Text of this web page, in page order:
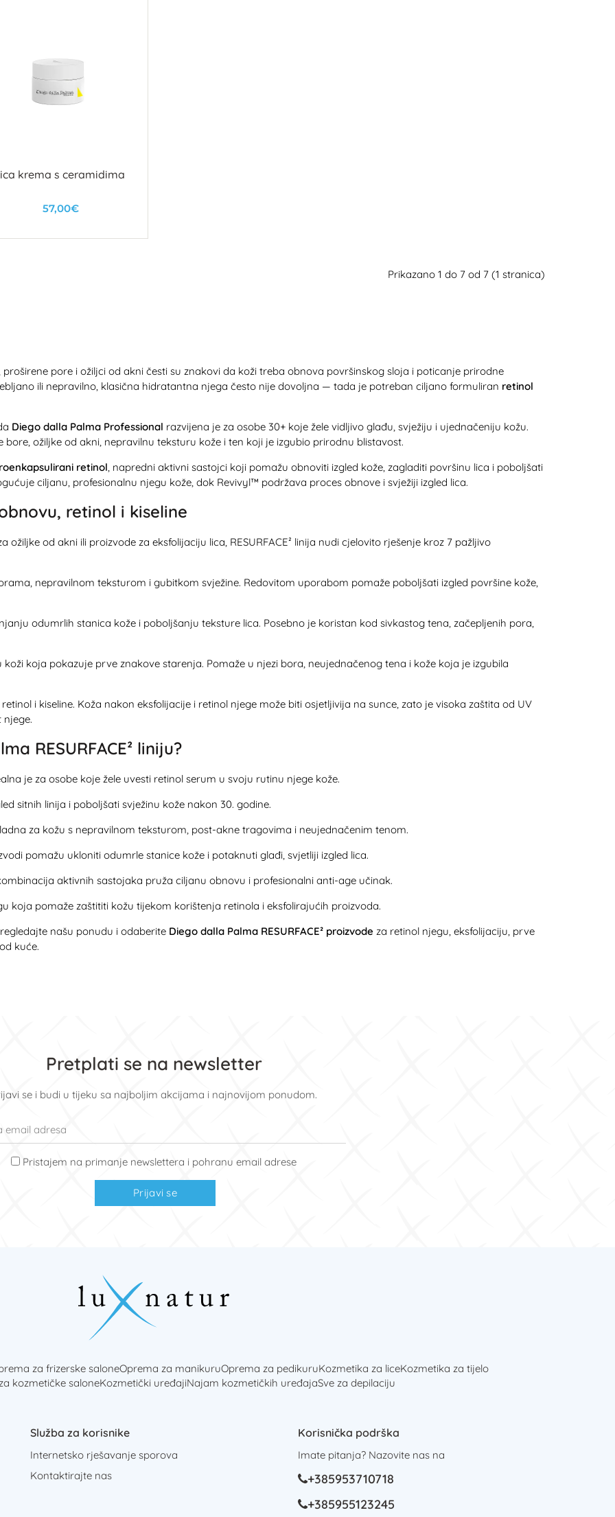
krema s ceramidima
57,00€
U košaricu
Prikazano 1 do 7 od 7 (1 stranica)
pore i ožiljci od akni česti su znakovi da koži treba obnova površinskog sloja i poticanje prirodne
ili nepravilno, klasična hidratantna njega često nije dovoljna — tada je potreban ciljano formuliran retinol
Diego dalla Palma Professional razvijena je za osobe 30+ koje žele vidljivo glađu, svježiju i ujednačeniju kožu.
ožiljke od akni, nepravilnu teksturu kože i ten koji je izgubio prirodnu blistavost.
retinol, napredni aktivni sastojci koji pomažu obnoviti izgled kože, zagladiti površinu lica i poboljšati
ciljanu, profesionalnu njegu kože, dok Revivyl™ podržava proces obnove i svježiji izgled lica.
retinol i kiseline
ožiljke od akni ili proizvode za eksfolijaciju lica, RESURFACE² linija nudi cjelovito rješenje kroz 7 pažljivo
nepravilnom teksturom i gubitkom svježine. Redovitom uporabom pomaže poboljšati izgled površine kože,
odumrlih stanica kože i poboljšanju teksture lica. Posebno je koristan kod sivkastog tena, začepljenih pora,
koja pokazuje prve znakove starenja. Pomaže u njezi bora, neujednačenog tena i kože koja je izgubila
i kiseline. Koža nakon eksfolijacije i retinol njege može biti osjetljivija na sunce, zato je visoka zaštita od UV
RESURFACE² liniju?
je za osobe koje žele uvesti retinol serum u svoju rutinu njege kože.
sitnih linija i poboljšati svježinu kože nakon 30. godine.
za kožu s nepravilnom teksturom, post-akne tragovima i neujednačenim tenom.
pomažu ukloniti odumrle stanice kože i potaknuti glađi, svjetliji izgled lica.
aktivnih sastojaka pruža ciljanu obnovu i profesionalni anti-age učinak.
koja pomaže zaštititi kožu tijekom korištenja retinola i eksfolirajućih proizvoda.
našu ponudu i odaberite Diego dalla Palma RESURFACE² proizvode za retinol njegu, eksfolijaciju, prve
kuće.
Pretplati se na newsletter
se i budi u tijeku sa najboljim akcijama i najnovijom ponudom.
Pristajem na primanje newslettera i pohranu email adrese
Prijavi se
za frizerske saloneOprema za manikuruOprema za pedikuruKozmetika za liceKozmetika za tijelo
kozmetičke saloneKozmetički uređajiNajam kozmetičkih uređajaSve za depilaciju
Služba za korisnike
Internetsko rješavanje sporova
Kontaktirajte nas
Korisnička podrška
Imate pitanja? Nazovite nas na
+385953710718
+385955123245